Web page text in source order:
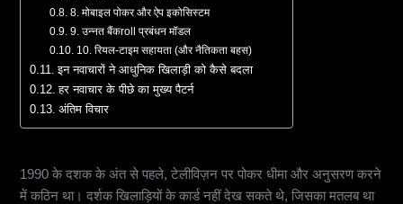
8. मोबाइल पोकर और ऐप इकोसिस्टम
9. उन्नत बैंकroll प्रबंधन मॉडल
10. रियल-टाइम सहायता (और नैतिकता बहस)
इन नवाचारों ने आधुनिक खिलाड़ी को कैसे बदला
हर नवाचार के पीछे का मुख्य पैटर्न
अंतिम विचार
1990 के दशक के अंत से पहले, टेलीविज़न पर पोकर धीमा और अनुसरण करने
में कठिन था। दर्शक खिलाड़ियों के कार्ड नहीं देख सकते थे, जिसका मतलब था